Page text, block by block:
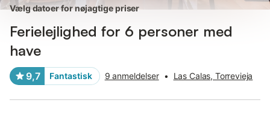
Vælg datoer for nøjagtige priser
Ferielejlighed for 6 personer med
have
9,7 Fantastisk 9 anmeldelser • Las Calas, Torrevieja